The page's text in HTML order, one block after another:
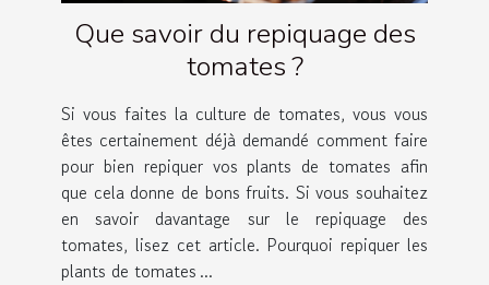
Que savoir du repiquage des
tomates ?
Si vous faites la culture de tomates, vous vous
êtes certainement déjà demandé comment faire
pour bien repiquer vos plants de tomates afin
que cela donne de bons fruits. Si vous souhaitez
en savoir davantage sur le repiquage des
tomates, lisez cet article. Pourquoi repiquer les
plants de tomates ...